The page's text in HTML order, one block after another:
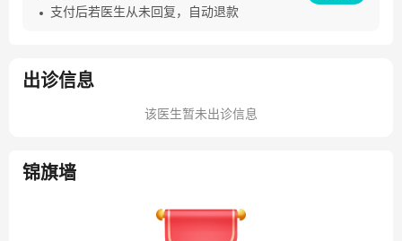
支付后若医生从未回复，自动退款
出诊信息
该医生暂未出诊信息
锦旗墙